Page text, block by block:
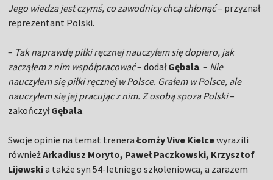
Jego wiedza jest czymś, co zawodnicy chcą chłonąć– przyznał
reprezentant Polski.
– Tak naprawdę piłki ręcznej nauczyłem się dopiero, jak
zacząłem z nim współpracować– dodałGębala. – Nie
nauczyłem się piłki ręcznej w Polsce. Grałem w Polsce, ale
nauczyłem się jej pracując z nim. Z osobą spoza Polski–
zakończyłGębala.
Swoje opinie na temat treneraŁomży Vive Kielcewyrazili
równieżArkadiusz Moryto, Paweł Paczkowski, Krzysztof
Lijewskia także syn 54-letniego szkoleniowca, a zarazem